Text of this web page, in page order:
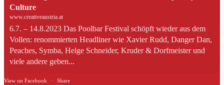
Culture
www.creativeaustria.at
6.7. – 14.8.2023 Das Poolbar Festival schöpft wieder aus dem
Vollen: renommierten Headliner wie Xavier Rudd, Danger Dan,
Peaches, Symba, Helge Schneider, Kruder & Dorfmeister und
viele andere geben...
View on Facebook · Share